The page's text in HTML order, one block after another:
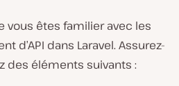
vous êtes familier avec les
d’API dans Laravel. Assurez-
des éléments suivants :